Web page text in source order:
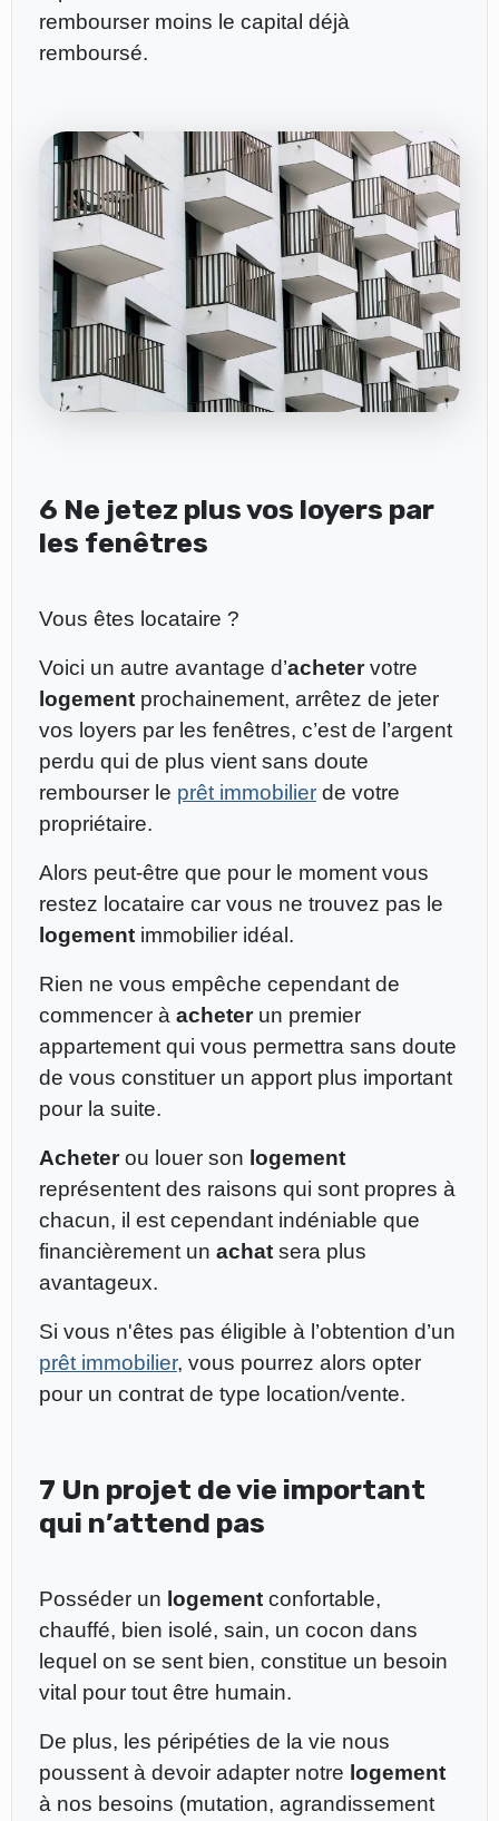
rembourser moins le capital déjà
remboursé.
6 Ne jetez plus vos loyers par
les fenêtres
Vous êtes locataire ?
Voici un autre avantage d’achetervotre
logementprochainement, arrêtez de jeter
vos loyers par les fenêtres, c’est de l’argent
perdu qui de plus vient sans doute
rembourser le prêt immobilierde votre
propriétaire.
Alors peut-être que pour le moment vous
restez locataire car vous ne trouvez pas le
logementimmobilier idéal.
Rien ne vous empêche cependant de
commencer à acheterun premier
appartement qui vous permettra sans doute
de vous constituer un apport plus important
pour la suite.
Acheterou louer son logement
représentent des raisons qui sont propres à
chacun, il est cependant indéniable que
financièrement un achatsera plus
avantageux.
Si vous n'êtes pas éligible à l’obtention d’un
prêt immobilier, vous pourrez alors opter
pour un contrat de type location/vente.
7 Un projet de vie important
qui n’attend pas
Posséder un logementconfortable,
chauffé, bien isolé, sain, un cocon dans
lequel on se sent bien, constitue un besoin
vital pour tout être humain.
De plus, les péripéties de la vie nous
poussent à devoir adapter notre logement
à nos besoins (mutation, agrandissement